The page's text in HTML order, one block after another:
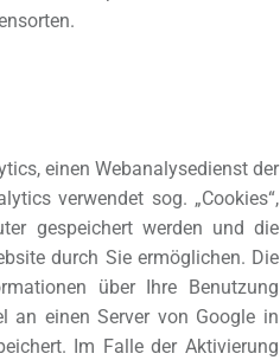
einen Webanalysedienst der
verwendet sog. „Cookies“,
gespeichert werden und die
durch Sie ermöglichen. Die
über Ihre Benutzung
an einen Server von Google in
Im Falle der Aktivierung